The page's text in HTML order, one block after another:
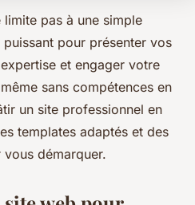
pas à une simple
pour présenter vos
et engager votre
sans compétences en
un site professionnel en
templates adaptés et des
démarquer.